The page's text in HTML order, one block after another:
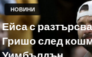
НОВИНИ
Ейса с
Гришо след